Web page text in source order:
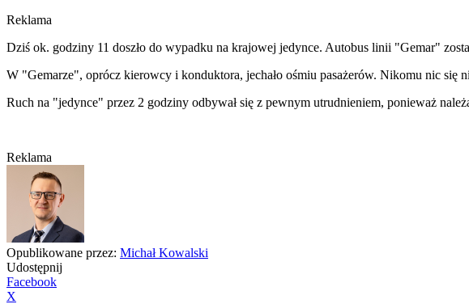
Reklama
Dziś ok. godziny 11 doszło do wypadku na krajowej jedynce. Autobus linii "Gemar"
W "Gemarze", oprócz kierowcy i konduktora, jechało ośmiu pasażerów. Nikomu nic się
Ruch na "jedynce" przez 2 godziny odbywał się z pewnym utrudnieniem, ponieważ
Reklama
Opublikowane przez: Michał Kowalski
Udostępnij
Facebook
X